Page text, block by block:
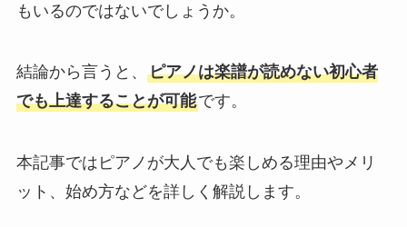
もいるのではないでしょうか。
結論から言うと、 ピアノは楽譜が読めない初心者
でも上達することが可能です。
本記事ではピアノが大人でも楽しめる理由やメリ
ット、始め方などを詳しく解説します。